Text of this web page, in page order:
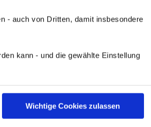
- auch von Dritten, damit insbesondere
kann - und die gewählte Einstellung
Wichtige Cookies zulassen
es nicht von
noch einmal tun.
den größten Applaus
angesehen, gevotet,